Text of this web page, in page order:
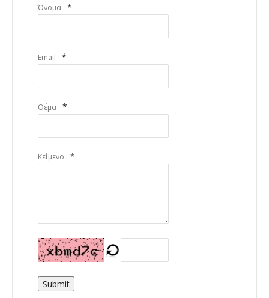
Όνομα *
Email *
Θέμα *
Κείμενο *
Submit